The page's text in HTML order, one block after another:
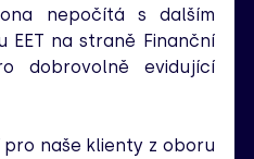
nepočítá s dalším
EET na straně Finanční
dobrovolně evidující
naše klienty z oboru